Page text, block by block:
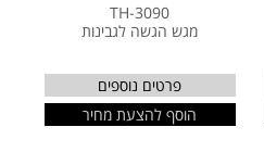
TH-3090
מגש הגשה לגבינות
פרטים נוספים
הוסף להצעת מחיר